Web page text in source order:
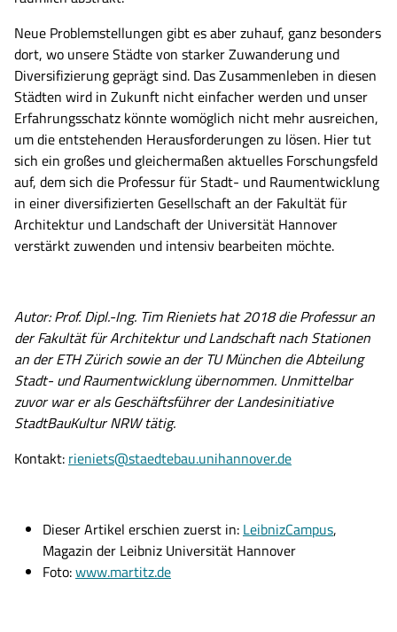
Neue Problemstellungen gibt es aber zuhauf, ganz besonders
dort, wo unsere Städte von starker Zuwanderung und
Diversifizierung geprägt sind. Das Zusammenleben in diesen
Städten wird in Zukunft nicht einfacher werden und unser
Erfahrungsschatz könnte womöglich nicht mehr ausreichen,
um die entstehenden Herausforderungen zu lösen. Hier tut
sich ein großes und gleichermaßen aktuelles Forschungsfeld
auf, dem sich die Professur für Stadt- und Raumentwicklung
in einer diversifizierten Gesellschaft an der Fakultät für
Architektur und Landschaft der Universität Hannover
verstärkt zuwenden und intensiv bearbeiten möchte.
Autor: Prof. Dipl.-Ing. Tim Rieniets hat 2018 die Professur an
der Fakultät für Architektur und Landschaft nach Stationen
an der ETH Zürich sowie an der TU München die Abteilung
Stadt- und Raumentwicklung übernommen. Unmittelbar
zuvor war er als Geschäftsführer der Landesinitiative
StadtBauKultur NRW tätig.
Kontakt: rieniets@staedtebau.unihannover.de
Dieser Artikel erschien zuerst in: LeibnizCampus,
Magazin der Leibniz Universität Hannover
Foto:www.martitz.de